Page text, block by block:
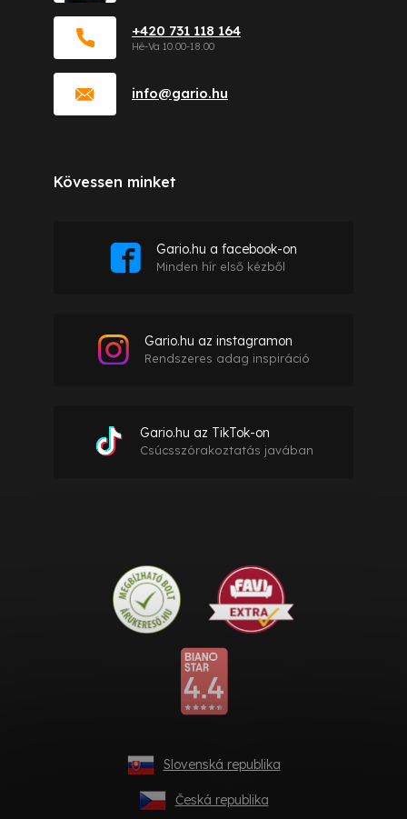
info@gario.hu
+420 731 118 164
Kövessen minket
Gario.hu a facebook-on
Minden hír első kézből
Gario.hu az instagramon
Rendszeres adag inspiráció
Gario.hu az TikTok-on
Csúcsszórakoztatás javában
Slovenská republika
Česká republika